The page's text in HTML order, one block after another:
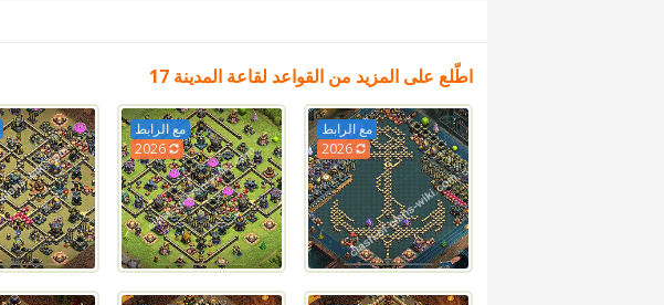
اطّلع على المزيد من القواعد لقاعة المدينة 17
مع الرابط
2026
مع الرابط
2026